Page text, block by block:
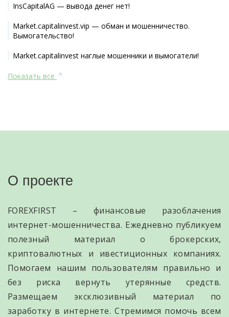
InsCapitalAG — вывода денег нет!
Market.capitalinvest.vip — обман и мошенничество.
Вымогательство!
Market.capitalinvest наглые мошенники и вымогатели!
Показать все
О проекте
FOREXFIRST – финансовые разоблачения
интернет-мошенничества. Ежедневно публикуем
полезный материал о брокерских,
криптовалютных и ивестиционных компаниях.
Помогаем нашим пользователям правильно и
без риска вернуть утерянные средств.
Размещаем эксклюзивный материал по
заработку в интернете. Стремимся помочь всем